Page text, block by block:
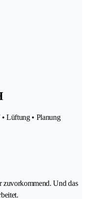
Lüftung • Planung
zuvorkommend. Und das